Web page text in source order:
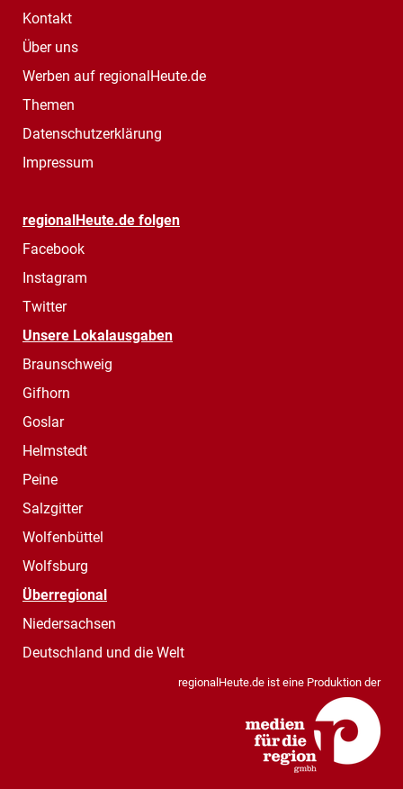
Kontakt
Über uns
Werben auf regionalHeute.de
Themen
Datenschutzerklärung
Impressum
regionalHeute.de folgen
Facebook
Instagram
Twitter
Unsere Lokalausgaben
Braunschweig
Gifhorn
Goslar
Helmstedt
Peine
Salzgitter
Wolfenbüttel
Wolfsburg
Überregional
Niedersachsen
Deutschland und die Welt
regionalHeute.de ist eine Produktion der